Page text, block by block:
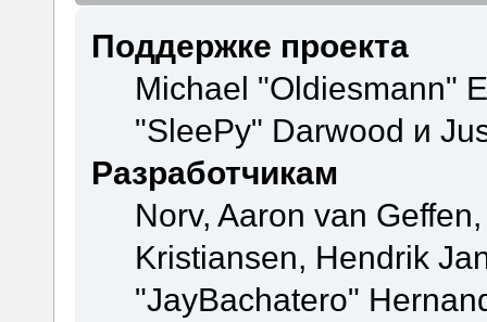
Поддержке проекта
Michael "Oldiesmann"
"SleePy" Darwood и
Разработчикам
Norv, Aaron van
Kristiansen, Hendrik
"JayBachatero"